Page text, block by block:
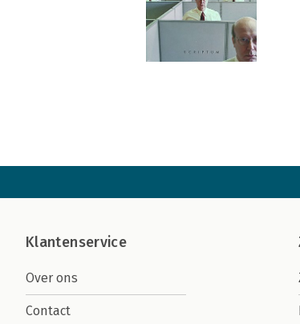
Klantenservice
Over ons
Contact